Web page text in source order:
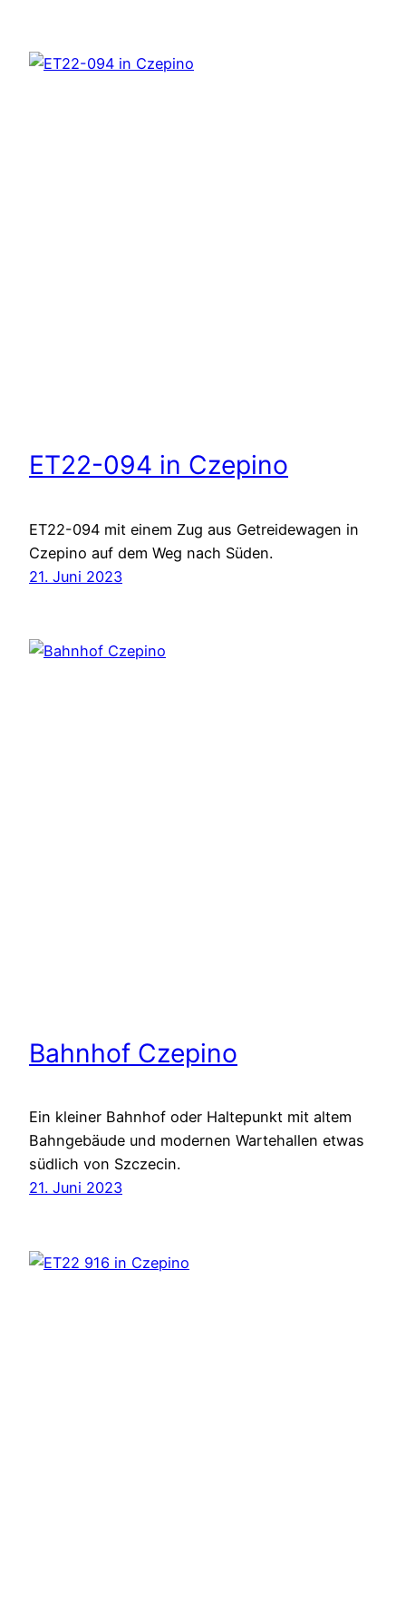
ET22-094 in Czepino
ET22-094 mit einem Zug aus Getreidewagen in
Czepino auf dem Weg nach Süden.
21. Juni 2023
Bahnhof Czepino
Ein kleiner Bahnhof oder Haltepunkt mit altem
Bahngebäude und modernen Wartehallen etwas
südlich von Szczecin.
21. Juni 2023